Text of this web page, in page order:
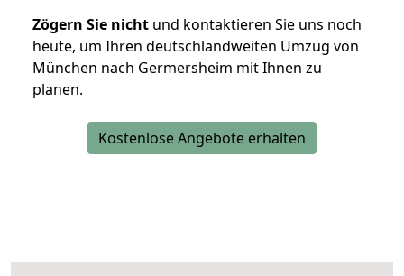
Zögern Sie nicht und kontaktieren Sie uns noch
heute, um Ihren deutschlandweiten Umzug von
München nach Germersheim mit Ihnen zu
planen.
Kostenlose Angebote erhalten